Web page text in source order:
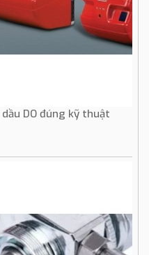
DO đúng kỹ thuật